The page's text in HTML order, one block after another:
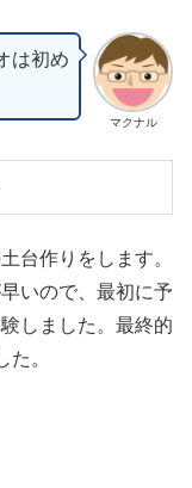
マクナル
は初め
台作りをします。
いので、最初に予
しました。最終的
。